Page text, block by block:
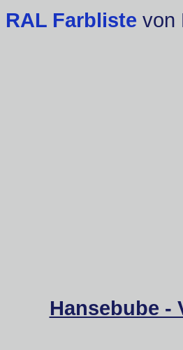
RAL Farbliste von
Hansebube -